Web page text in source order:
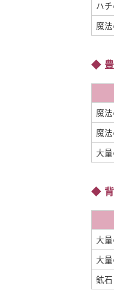
ハ
魔
魔
魔
大
大
大
鉱石